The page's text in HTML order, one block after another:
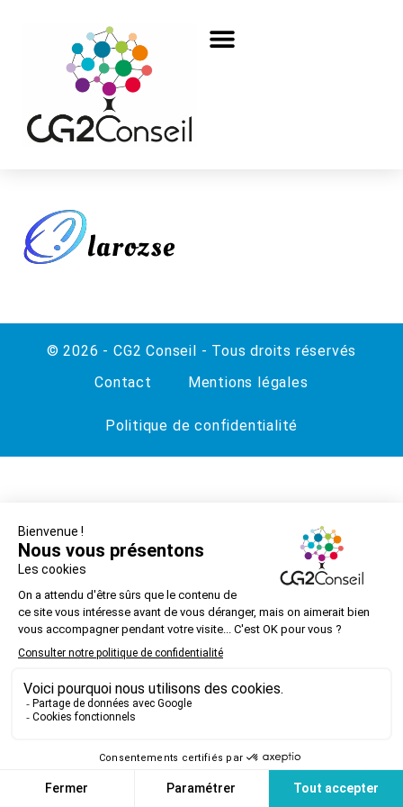
© 2026 - CG2 Conseil - Tous droits réservés
Contact
Mentions légales
Politique de confidentialité